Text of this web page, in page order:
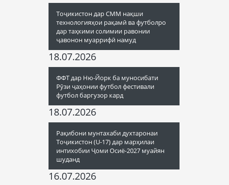
Тоҷикистон дар СММ нақши
технологияҳои рақамӣ ва футболро
дар таҳкими солимии равонии
ҷавонон муаррифӣ намуд
18.07.2026
ФФТ дар Ню-Йорк ба муносибати
Рӯзи ҷаҳонии футбол фестивали
футбол баргузор кард
18.07.2026
Рақибони мунтахаби духтаронаи
Тоҷикистон (U-17) дар марҳилаи
интихобии Ҷоми Осиё-2027 муайян
шуданд
16.07.2026